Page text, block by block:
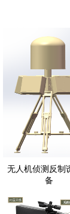
无人机侦测反制
备